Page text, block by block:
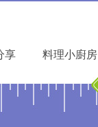
享 料理小廚房